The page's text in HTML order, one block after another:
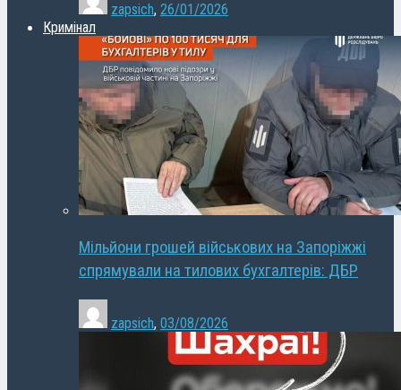
zapsich, 26/01/2026
Кримінал
Мільйони грошей військових на Запоріжжі
спрямували на тилових бухгалтерів: ДБР
zapsich, 03/08/2026